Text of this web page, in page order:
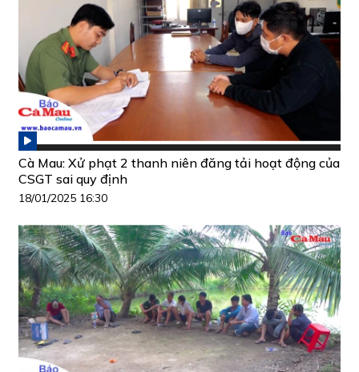
Cà Mau: Xử phạt 2 thanh niên đăng tải hoạt động của
CSGT sai quy định
18/01/2025 16:30